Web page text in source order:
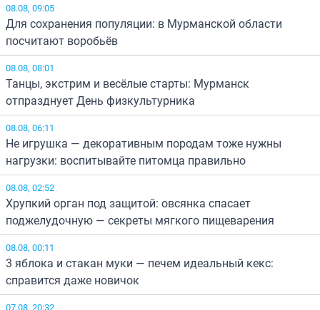
08.08, 09:05
Для сохранения популяции: в Мурманской области
посчитают воробьёв
08.08, 08:01
Танцы, экстрим и весёлые старты: Мурманск
отпразднует День физкультурника
08.08, 06:11
Не игрушка — декоративным породам тоже нужны
нагрузки: воспитывайте питомца правильно
08.08, 02:52
Хрупкий орган под защитой: овсянка спасает
поджелудочную — секреты мягкого пищеварения
08.08, 00:11
3 яблока и стакан муки — печем идеальный кекс:
справится даже новичок
07.08, 20:32